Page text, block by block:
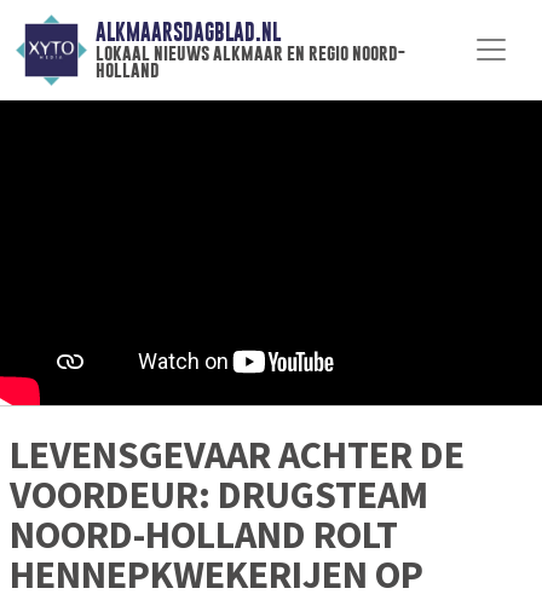
ALKMAARSDAGBLAD.NL
lokaal nieuws alkmaar en regio noord-
holland
LEVENSGEVAAR ACHTER DE
VOORDEUR: DRUGSTEAM
NOORD-HOLLAND ROLT
HENNEPKWEKERIJEN OP